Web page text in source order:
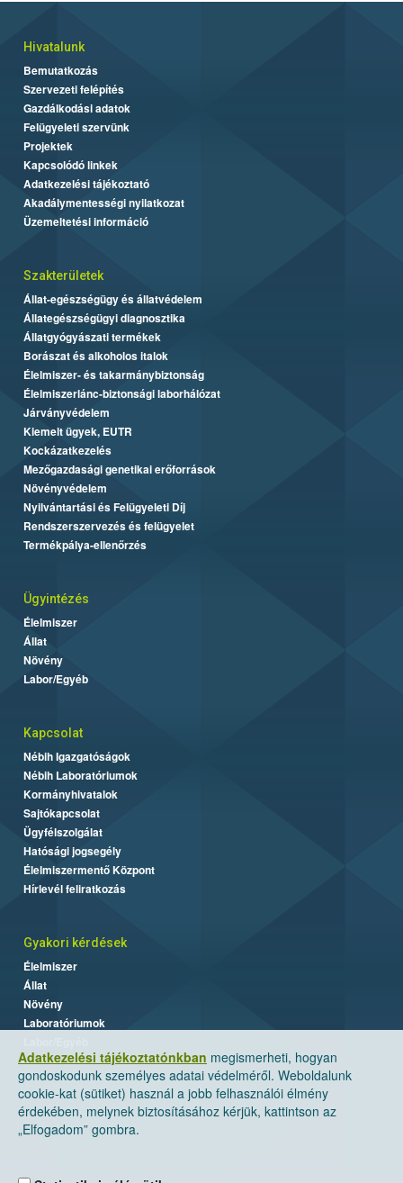
Adatkezelési tájékoztatónkban megismerheti, hogyan
gondoskodunk személyes adatai védelméről. Weboldalunk
cookie-kat (sütiket) használ a jobb felhasználói élmény
érdekében, melynek biztosításához kérjük, kattintson az
„Elfogadom” gombra.
Hivatalunk
Bemutatkozás
Szervezeti felépítés
Gazdálkodási adatok
Felügyeleti szervünk
Projektek
Kapcsolódó linkek
Adatkezelési tájékoztató
Akadálymentességi nyilatkozat
Üzemeltetési információ
Szakterületek
Állat-egészségügy és állatvédelem
Állategészségügyi diagnosztika
Állatgyógyászati termékek
Borászat és alkoholos italok
Élelmiszer- és takarmánybiztonság
Élelmiszerlánc-biztonsági laborhálózat
Járványvédelem
Kiemelt ügyek, EUTR
Kockázatkezelés
Mezőgazdasági genetikai erőforrások
Növényvédelem
Nyilvántartási és Felügyeleti Díj
Rendszerszervezés és felügyelet
Termékpálya-ellenőrzés
Ügyintézés
Élelmiszer
Állat
Növény
Labor/Egyéb
Kapcsolat
Nébih Igazgatóságok
Nébih Laboratóriumok
Kormányhivatalok
Sajtókapcsolat
Ügyfélszolgálat
Hatósági jogsegély
Élelmiszermentő Központ
Hírlevél feliratkozás
Gyakori kérdések
Élelmiszer
Állat
Növény
Laboratóriumok